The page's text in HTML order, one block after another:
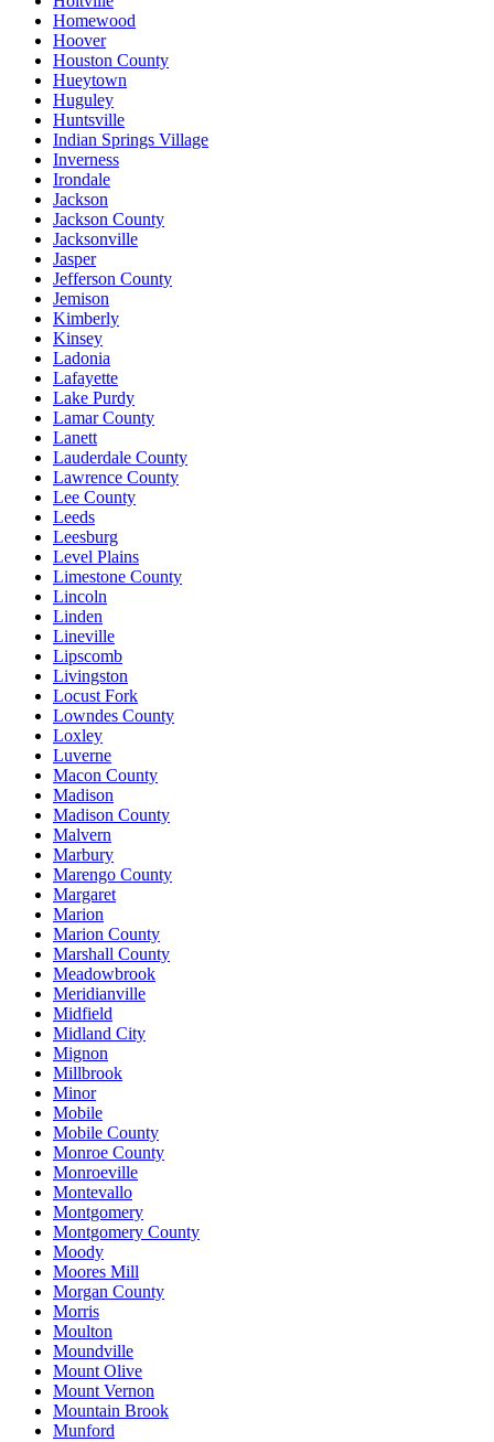
Homewood
Hoover
Houston County
Hueytown
Huguley
Huntsville
Indian Springs Village
Inverness
Irondale
Jackson
Jackson County
Jacksonville
Jasper
Jefferson County
Jemison
Kimberly
Kinsey
Ladonia
Lafayette
Lake Purdy
Lamar County
Lanett
Lauderdale County
Lawrence County
Lee County
Leeds
Leesburg
Level Plains
Limestone County
Lincoln
Linden
Lineville
Lipscomb
Livingston
Locust Fork
Lowndes County
Loxley
Luverne
Macon County
Madison
Madison County
Malvern
Marbury
Marengo County
Margaret
Marion
Marion County
Marshall County
Meadowbrook
Meridianville
Midfield
Midland City
Mignon
Millbrook
Minor
Mobile
Mobile County
Monroe County
Monroeville
Montevallo
Montgomery
Montgomery County
Moody
Moores Mill
Morgan County
Morris
Moulton
Moundville
Mount Olive
Mount Vernon
Mountain Brook
Munford